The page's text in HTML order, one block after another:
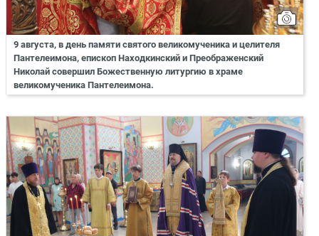
9 августа, в день памяти святого великомученика и целителя
Пантелеимона, епископ Находкинский и Преображенский
Николай совершил Божественную литургию в храме
великомученика Пантелеимона.